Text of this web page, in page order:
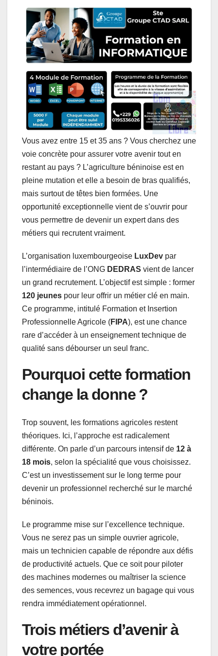
s
A
p
p
e
b
o
o
k
k
e
d
I
n
s
e
n
g
e
r
e
g
r
a
m
i
l
Vous avez entre 15 et 35 ans ? Vous cherchez une
voie concrète pour assurer votre avenir tout en
restant au pays ? L’agriculture béninoise est en
pleine mutation et elle a besoin de bras qualifiés,
mais surtout de têtes bien formées. Une
opportunité exceptionnelle vient de s’ouvrir pour
vous permettre de devenir un expert dans des
métiers qui recrutent vraiment.
L’organisation luxembourgeoise LuxDev par
l’intermédiaire de l’ONG DEDRAS vient de lancer
un grand recrutement. L’objectif est simple : former
120 jeunes pour leur offrir un métier clé en main.
Ce programme, intitulé Formation et Insertion
Professionnelle Agricole (FIPA), est une chance
rare d’accéder à un enseignement technique de
qualité sans débourser un seul franc.
Pourquoi cette formation
change la donne ?
Trop souvent, les formations agricoles restent
théoriques. Ici, l’approche est radicalement
différente. On parle d’un parcours intensif de 12 à
18 mois, selon la spécialité que vous choisissez.
C’est un investissement sur le long terme pour
devenir un professionnel recherché sur le marché
béninois.
Le programme mise sur l’excellence technique.
Vous ne serez pas un simple ouvrier agricole,
mais un technicien capable de répondre aux défis
de productivité actuels. Que ce soit pour piloter
des machines modernes ou maîtriser la science
des semences, vous recevrez un bagage qui vous
rendra immédiatement opérationnel.
Trois métiers d’avenir à
votre portée